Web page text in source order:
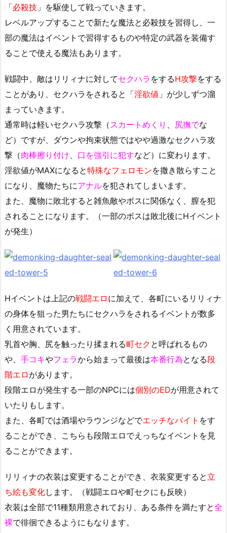
「必殺技 」を駆使して戦っていきます。
レベルアップすることで新たな魔法と必殺技を習得し、一
部の魔法はイベントで習得するものや特定の武器を装備す
ることで使える魔法もあります。
戦闘中、敵はリリィナに対してセクハラ をするH攻撃をする
ことがあり、セクハラをされると「淫欲値 」が少しずつ溜
まっていきます。
通常時は軽いセクハラ攻撃（スカートめくり 、 尻撫でな
ど）ですが、ダウンや拘束状態ではやや過激なセクハラ攻
撃（肉棒擦り付け、 口を強引に犯すなど）に変わります。
淫欲値がMAXになると特殊なフェロモンを撒き散らすこと
になり、魔物たちにアナルを犯されてしまいます。
また、魔物に敗北すると雑魚敵やボスに関係なく、膣を犯
されることになります。（一部のボスは敗北後にHイベント
が発生）
Hイベントは上記の戦闘エロ に加えて、各町にいるリリィナ
の身体を狙った男たちにセクハラをされるイベントが数多
く用意されています。
乳首や胸、尻を触ったり揉まれる町セク と呼ばれるもの
や、 手コキやフェラから始まって最後は本番行為となる段
階エロ があります。
段階エロが発生する一部のNPCには個別のEDが用意されて
いたりもします。
また、各町では酒場やラウンジなどでエッチなバイト をす
ることができ、こちらも段階エロでえっちなイベントを見
ることができます。
リリィナの衣装は変更することができ、衣装変更すると 立
ち絵も変化します。（戦闘エロや町セクにも反映）
衣装は全部で11種類用意されており、ある条件を満たすと全
裸で徘徊できるようにもなります。